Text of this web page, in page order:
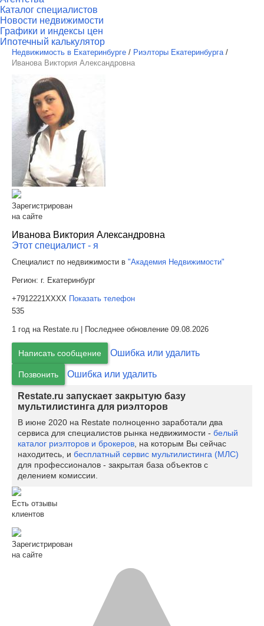
Каталог специалистов
Новости недвижимости
Графики и индексы цен
Ипотечный калькулятор
Недвижимость в Екатеринбурге / Риэлторы Екатеринбурга /
Иванова Виктория Александровна
Зарегистрирован
на сайте
Иванова Виктория Александровна
Этот специалист - я
Специалист по недвижимости в "Академия Недвижимости"
Регион: г. Екатеринбург
+7912221XXXX Показать телефон
535
1 год на Restate.ru | Последнее обновление 09.08.2026
Написать сообщение Ошибка или удалить
Позвонить Ошибка или удалить
Restate.ru запускает закрытую базу
мультилистинга для риэлторов
В июне 2020 на Restate полноценно заработали два
сервиса для специалистов рынка недвижимости - белый
каталог риэлторов и брокеров , на которым Вы сейчас
находитесь, и бесплатный сервис мультилистинга (МЛС)
для профессионалов - закрытая база объектов с
делением комиссии.
Есть отзывы
клиентов
Зарегистрирован
на сайте